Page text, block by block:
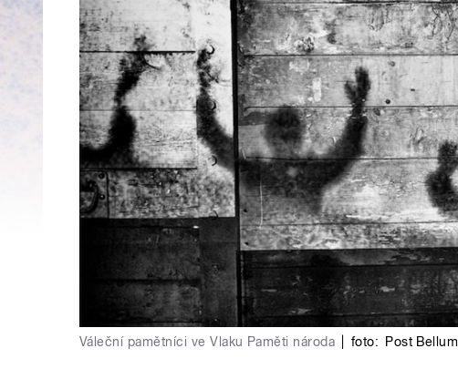
Váleční pamětníci ve Vlaku Paměti národa foto: Post Bellum